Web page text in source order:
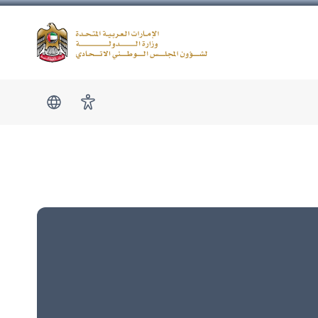
show امكانية الوصول